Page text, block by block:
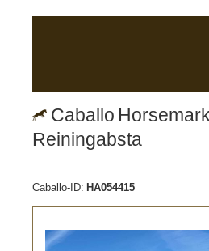
Caballo
Reiningabsta
Caballo-ID: HA054415